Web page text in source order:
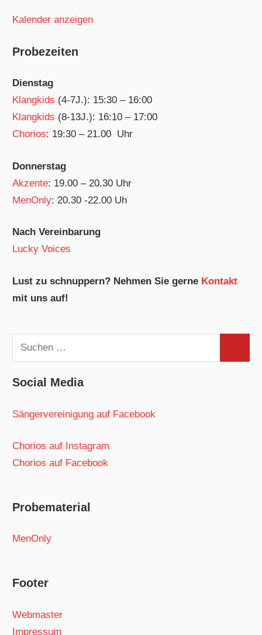
Kalender anzeigen
Probezeiten
Dienstag
Klangkids (4-7J.): 15:30 – 16:00
Klangkids (8-13J.): 16:10 – 17:00
Chorios: 19:30 – 21.00 Uhr
Donnerstag
Akzente: 19.00 – 20.30 Uhr
MenOnly: 20.30 -22.00 Uh
Nach Vereinbarung
Lucky Voices
Lust zu schnuppern? Nehmen Sie gerne Kontakt
mit uns auf!
Suchen
nach:
Social Media
Sängervereinigung auf Facebook
Chorios auf Instagram
Chorios auf Facebook
Probematerial
MenOnly
Footer
Webmaster
Impressum